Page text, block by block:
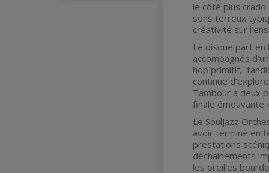
le côté plus
sons terreux
créativité sur
Le disque part en
accompagnés
hop primitif,
continue
Tambour à deux
finale émouvante
Le Souljazz
avoir terminé en
prestations
déchaînements
les oreilles